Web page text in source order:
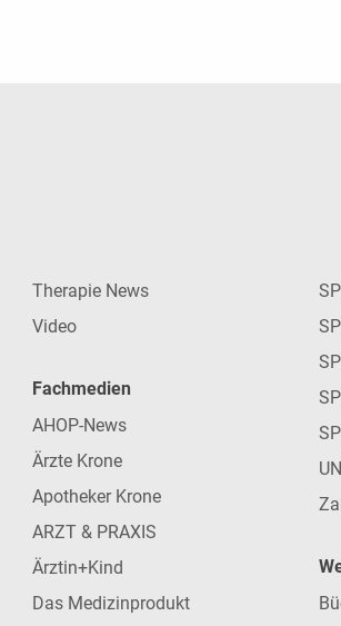
Therapie News
Video
Fachmedien
AHOP-News
Ärzte Krone
Apotheker Krone
ARZT & PRAXIS
Ärztin+Kind
Das Medizinprodukt